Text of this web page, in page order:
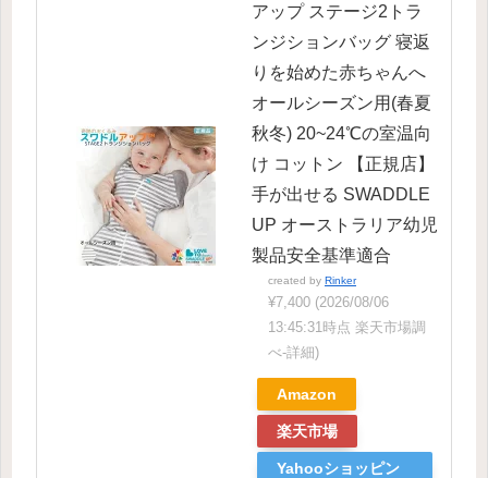
アップ ステージ2トラ
ンジションバッグ 寝返
りを始めた赤ちゃんへ
オールシーズン用(春夏
秋冬) 20~24℃の室温向
け コットン 【正規店】
手が出せる SWADDLE
UP オーストラリア幼児
製品安全基準適合
created by Rinker
¥7,400 (2026/08/06
13:45:31時点 楽天市場調
べ-詳細)
Amazon
楽天市場
Yahooショッピン